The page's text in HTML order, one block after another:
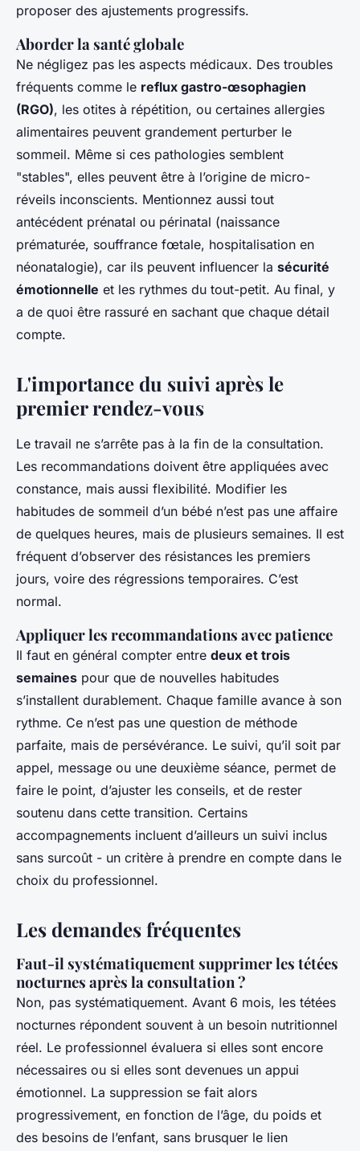
proposer des ajustements progressifs.
Aborder la santé globale
Ne négligez pas les aspects médicaux. Des troubles
fréquents comme le reflux gastro-œsophagien
(RGO), les otites à répétition, ou certaines allergies
alimentaires peuvent grandement perturber le
sommeil. Même si ces pathologies semblent
"stables", elles peuvent être à l’origine de micro-
réveils inconscients. Mentionnez aussi tout
antécédent prénatal ou périnatal (naissance
prématurée, souffrance fœtale, hospitalisation en
néonatalogie), car ils peuvent influencer la sécurité
émotionnelle et les rythmes du tout-petit. Au final, y
a de quoi être rassuré en sachant que chaque détail
compte.
L'importance du suivi après le
premier rendez-vous
Le travail ne s’arrête pas à la fin de la consultation.
Les recommandations doivent être appliquées avec
constance, mais aussi flexibilité. Modifier les
habitudes de sommeil d’un bébé n’est pas une affaire
de quelques heures, mais de plusieurs semaines. Il est
fréquent d’observer des résistances les premiers
jours, voire des régressions temporaires. C’est
normal.
Appliquer les recommandations avec patience
Il faut en général compter entre deux et trois
semaines pour que de nouvelles habitudes
s’installent durablement. Chaque famille avance à son
rythme. Ce n’est pas une question de méthode
parfaite, mais de persévérance. Le suivi, qu’il soit par
appel, message ou une deuxième séance, permet de
faire le point, d’ajuster les conseils, et de rester
soutenu dans cette transition. Certains
accompagnements incluent d’ailleurs un suivi inclus
sans surcoût - un critère à prendre en compte dans le
choix du professionnel.
Les demandes fréquentes
Faut-il systématiquement supprimer les tétées
nocturnes après la consultation ?
Non, pas systématiquement. Avant 6 mois, les tétées
nocturnes répondent souvent à un besoin nutritionnel
réel. Le professionnel évaluera si elles sont encore
nécessaires ou si elles sont devenues un appui
émotionnel. La suppression se fait alors
progressivement, en fonction de l’âge, du poids et
des besoins de l’enfant, sans brusquer le lien